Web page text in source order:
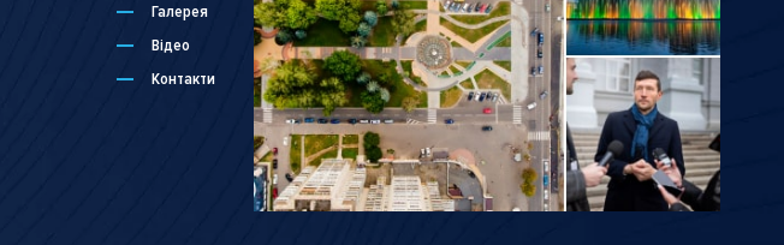
Галерея
Відео
Контакти